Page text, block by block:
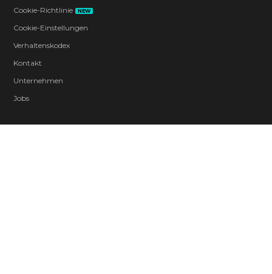
Cookie-Richtlinie
NEW
Cookie-Einstellungen
Verhaltenskodex
Kontakt
Unternehmen
Jobs